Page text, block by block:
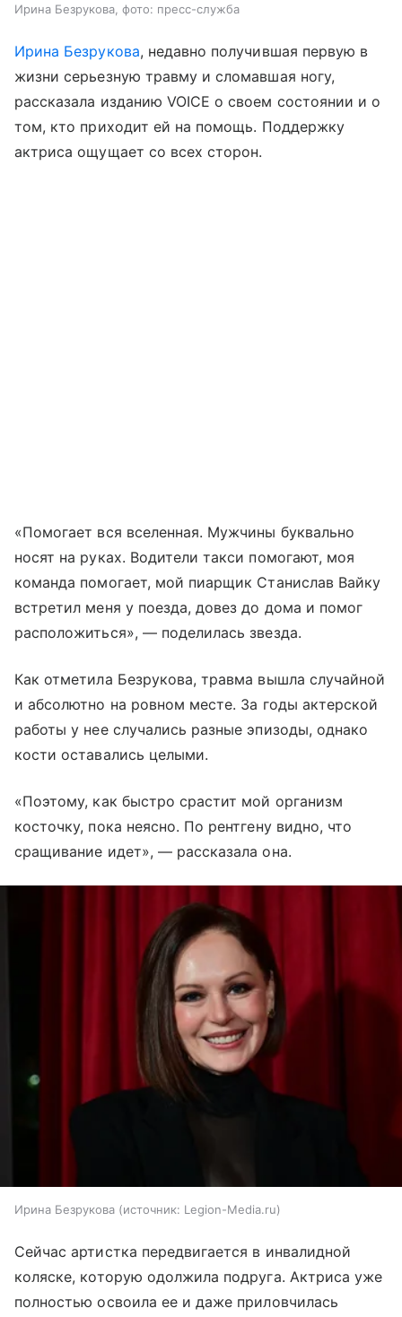
Ирина Безрукова, фото: пресс-служба
Ирина Безрукова, недавно получившая первую в
жизни серьезную травму и сломавшая ногу,
рассказала изданию VOICE о своем состоянии и о
том, кто приходит ей на помощь. Поддержку
актриса ощущает со всех сторон.
«Помогает вся вселенная. Мужчины буквально
носят на руках. Водители такси помогают, моя
команда помогает, мой пиарщик Станислав Вайку
встретил меня у поезда, довез до дома и помог
расположиться», — поделилась звезда.
Как отметила Безрукова, травма вышла случайной
и абсолютно на ровном месте. За годы актерской
работы у нее случались разные эпизоды, однако
кости оставались целыми.
«Поэтому, как быстро срастит мой организм
косточку, пока неясно. По рентгену видно, что
сращивание идет», — рассказала она.
Ирина Безрукова источник: Legion-Media.ru
Сейчас артистка передвигается в инвалидной
коляске, которую одолжила подруга. Актриса уже
полностью освоила ее и даже приловчилась